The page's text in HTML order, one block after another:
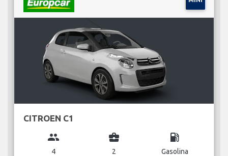
CITROEN C1
group
4
business_center
2
local_gas_station
Gasolina